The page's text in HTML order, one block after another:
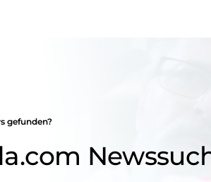
gefunden?